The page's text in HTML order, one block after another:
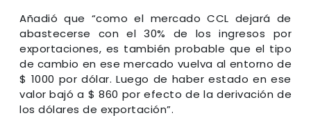
Añadió que “como el mercado CCL dejará de
abastecerse con el 30% de los ingresos por
exportaciones, es también probable que el tipo
de cambio en ese mercado vuelva al entorno de
$ 1000 por dólar. Luego de haber estado en ese
valor bajó a $ 860 por efecto de la derivación de
los dólares de exportación”.